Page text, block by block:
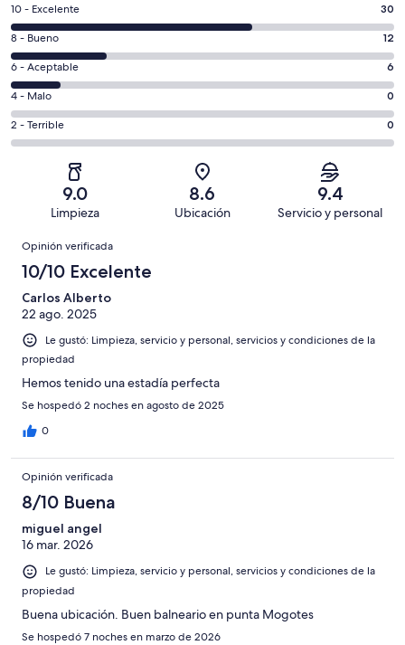
Puntuación
de
10,
es
decir,
Excelente.
Basada
en
opiniones
10 - Excelente 30
Puntuación
de
8,
es
decir,
Bueno.
opiniones
8 - Bueno 12
Puntuación
de
6,
es
decir,
Aceptable.
de
opiniones
6 - Aceptable 6
Puntuación
de
4,
Basada
de
opiniones
4 - Malo 0
Puntuación
de
Terrible.
Basada
de
48
opiniones
2 - Terrible 0
9.0
Limpieza
8.6
Ubicación
9.4
Servicio y personal
Opiniones
Opinión verificada
10/10 Excelente
Carlos Alberto
22 ago. 2025
Le gustó: Limpieza, servicio y personal, servicios y condiciones de la
propiedad
Hemos tenido una estadía perfecta
Se hospedó 2 noches en agosto de 2025
0
Opinión verificada
8/10 Buena
miguel angel
16 mar. 2026
Le gustó: Limpieza, servicio y personal, servicios y condiciones de la
propiedad
Buena ubicación. Buen balneario en punta Mogotes
Se hospedó 7 noches en marzo de 2026